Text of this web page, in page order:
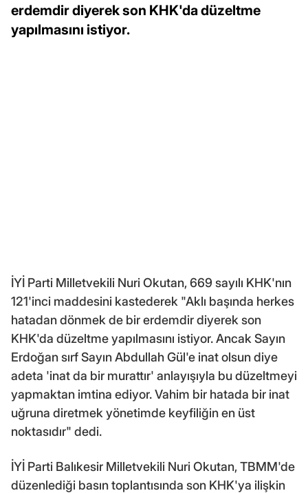
erdemdir diyerek son KHK'da düzeltme
yapılmasını istiyor.
İYİ Parti Milletvekili Nuri Okutan, 669 sayılı KHK'nın
121'inci maddesini kastederek "Aklı başında herkes
hatadan dönmek de bir erdemdir diyerek son
KHK'da düzeltme yapılmasını istiyor. Ancak Sayın
Erdoğan sırf Sayın Abdullah Gül'e inat olsun diye
adeta 'inat da bir murattır' anlayışıyla bu düzeltmeyi
yapmaktan imtina ediyor. Vahim bir hatada bir inat
uğruna diretmek yönetimde keyfiliğin en üst
noktasıdır" dedi.
İYİ Parti Balıkesir Milletvekili Nuri Okutan, TBMM'de
düzenlediği basın toplantısında son KHK'ya ilişkin